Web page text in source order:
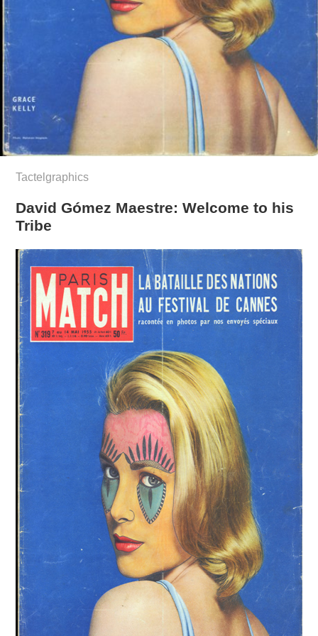
Tactelgraphics
David Gómez Maestre: Welcome to his
Tribe